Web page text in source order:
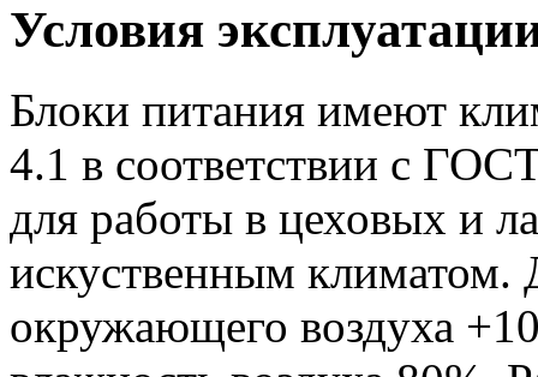
Условия
Блоки питания имеют
4.1 в соответствии с
для работы в цеховых и
искуственным климатом.
окружающего воздуха